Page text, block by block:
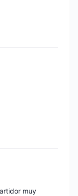
muy